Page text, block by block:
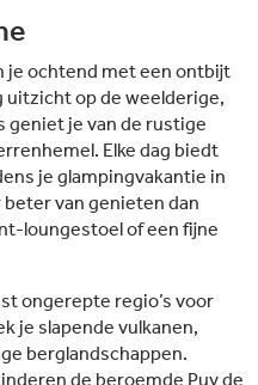
je ochtend met een ontbijt
uitzicht op de weelderige,
geniet je van de rustige
Elke dag biedt
je glampingvakantie in
van genieten dan
loungestoel of een fijne
ongerepte regio’s voor
je slapende vulkanen,
berglandschappen.
de beroemde Puy de